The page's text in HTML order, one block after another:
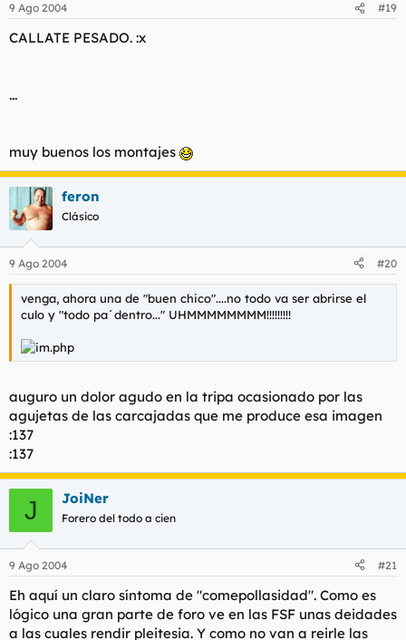
9 Ago 2004 #19
CALLATE PESADO. :x
...
muy buenos los montajes
feron
Clásico
9 Ago 2004 #20
venga, ahora una de "buen chico"....no todo va ser abrirse el
culo y "todo pa´dentro..." UHMMMMMMMM!!!!!!!!!
auguro un dolor agudo en la tripa ocasionado por las
agujetas de las carcajadas que me produce esa imagen
:137
:137
J JoiNer
Forero del todo a cien
9 Ago 2004 #21
Eh aquí un claro síntoma de "comepollasidad". Como es
lógico una gran parte de foro ve en las FSF unas deidades
a las cuales rendir pleitesia. Y como no van a reirle las